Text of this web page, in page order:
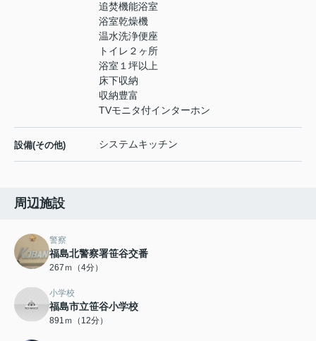
追焚機能浴室
浴室乾燥機
温水洗浄便座
トイレ２ヶ所
浴室１坪以上
床下収納
収納豊富
TVモニタ付インターホン
設備(その他) システムキッチン
周辺施設
警察
福島北警察署笹谷交番
267ｍ（4分）
小学校
福島市立笹谷小学校
891ｍ（12分）